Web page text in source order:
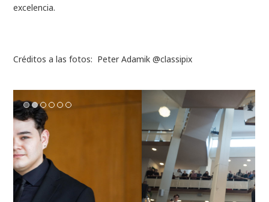
excelencia.
Créditos a las fotos: Peter Adamik@classipix